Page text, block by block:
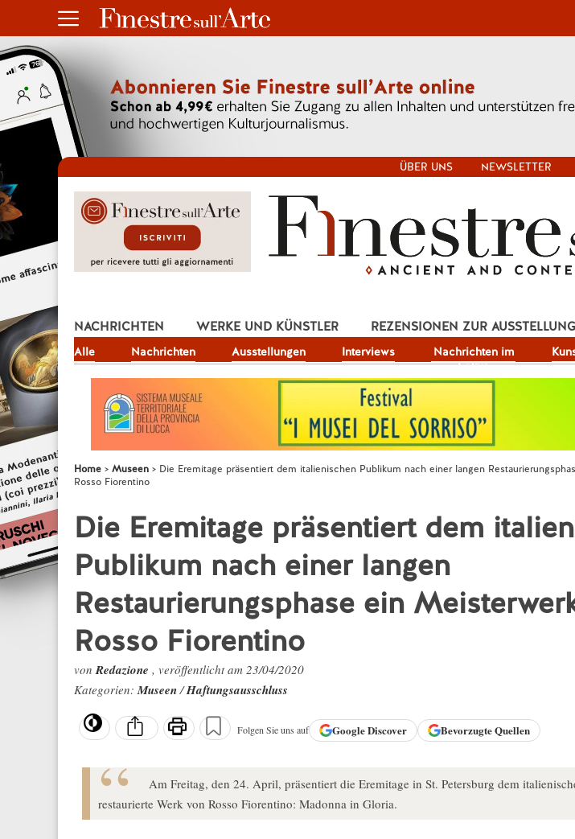
ÜBER UNS NEWSLETTER
NACHRICHTEN
Alle Nachrichten Ausstellungen Interviews
Nachrichten im
Fokus
WERKE UND KÜNSTLER REZENSIONEN ZUR AUSSTELLUNG
JOB
Home Museen
Die Eremitage präsentiert dem italienischen Publikum nach einer langen
Rosso Fiorentino
Die Eremitage präsentiert dem
Publikum nach einer langen
Restaurierungsphase ein
Rosso Fiorentino
vonRedazione , veröffentlicht am 23/04/2020
Kategorien:Museen/Haftungsausschluss
Folgen Sie uns auf GoogleDiscover Bevorzugte Quellen
Am Freitag, den 24. April, präsentiert die Eremitage in St. Petersburg dem
restaurierte Werk von Rosso Fiorentino: Madonna in Gloria.